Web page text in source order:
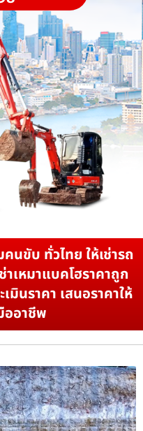
นขับ ทั่วไทย ให้เช่ารถ
าเหมาแบคโฮราคาถูก
นราคา เสนอราคาให้
ออาชีพ